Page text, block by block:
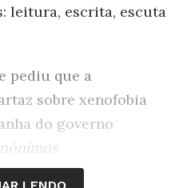
leitura, escrita, escuta
pediu que a
sobre xenofobia
do governo
ironiza aposição de